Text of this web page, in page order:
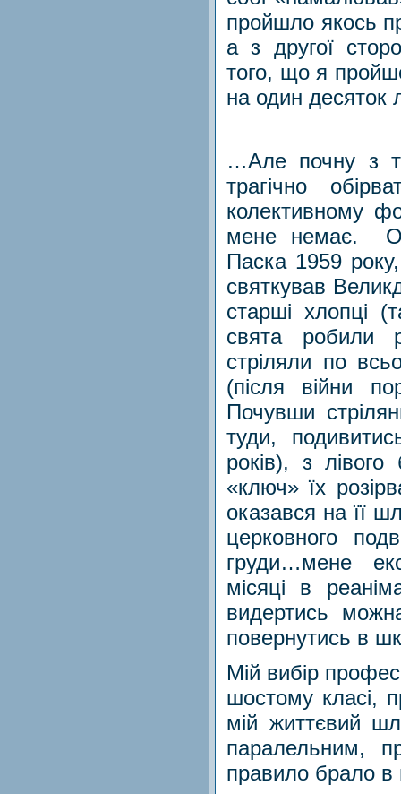
пройшло якось
а з другої
того, що я
на один
…Але почну з
трагічно
колективному
мене немає.
Паска 1959
святкував
старші хлопці
свята робили
стріляли по
(після війни
Почувши
туди,
років), з
«ключ» їх
оказався на її
церковного
груди…мене
місяці в
видертись
повернутись в
Мій вибір
шостому класі,
мій життєвий
паралельним,
правило брало в